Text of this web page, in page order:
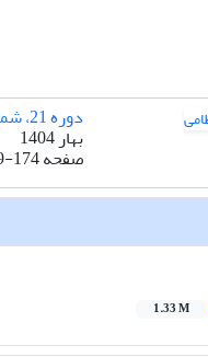
دوره 21، شماره 71
بهار 1404
صفحه174
1.33 M